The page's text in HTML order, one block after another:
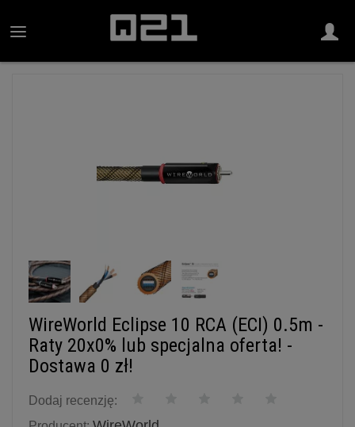
WireWorld Eclipse 10 RCA (ECI) 0.5m -
Raty 20x0% lub specjalna oferta! -
Dostawa 0 zł!
Dodaj recenzję: